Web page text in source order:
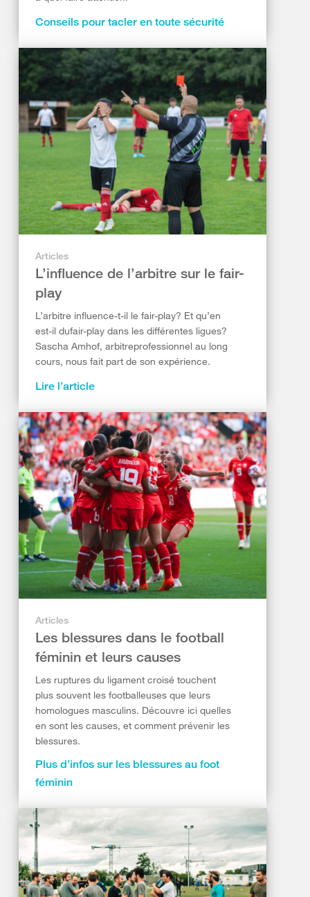
Conseils pour tacler en toute sécurité
Articles
L’influence de l’arbitre sur le fair-
play
L’arbitre influence-t-il le fair-play? Et qu’en
est-il dufair-play dans les différentes ligues?
Sascha Amhof, arbitreprofessionnel au long
cours, nous fait part de son expérience.
Lire l’article
Articles
Les blessures dans le football
féminin et leurs causes
Les ruptures du ligament croisé touchent
plus souvent les footballeuses que leurs
homologues masculins. Découvre ici quelles
en sont les causes, et comment prévenir les
blessures.
Plus d’infos sur les blessures au foot
féminin